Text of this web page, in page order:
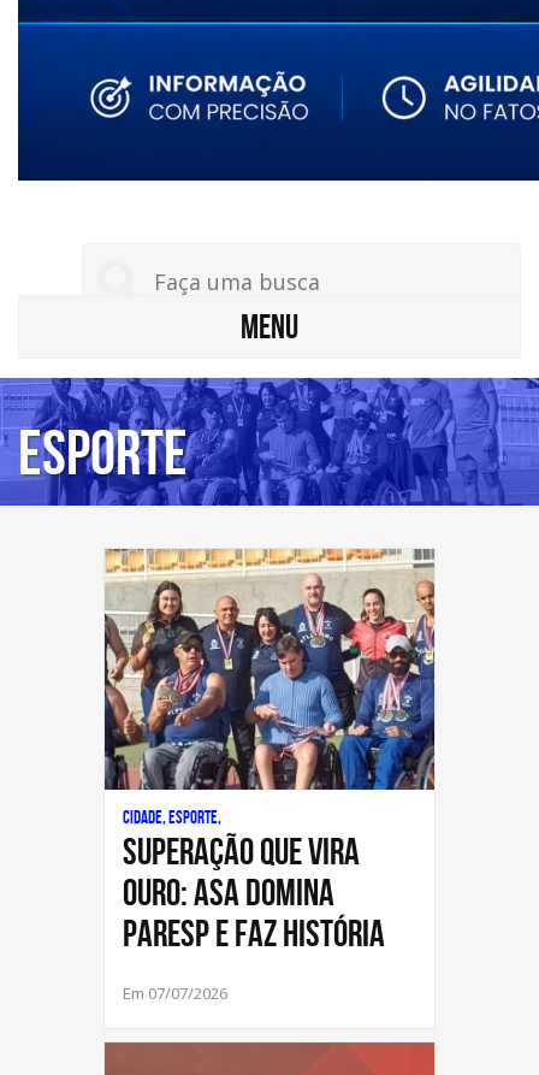
MENU
Esporte
Cidade, Esporte,
Superação que vira
ouro: ASA domina
Paresp e faz história
Em 07/07/2026